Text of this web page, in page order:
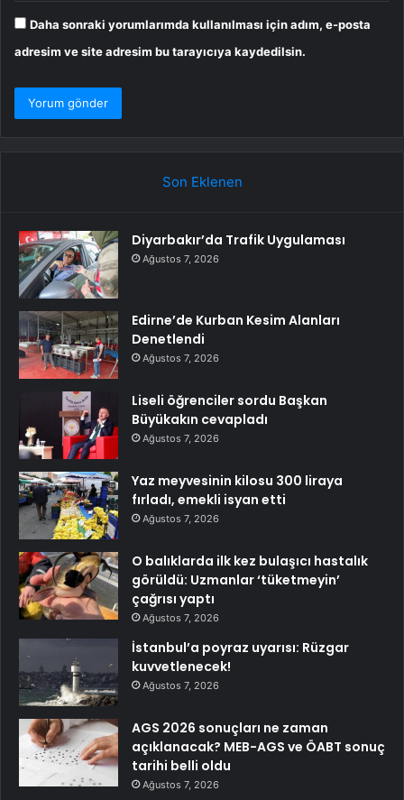
Daha sonraki yorumlarımda kullanılması için adım, e-posta
adresim ve site adresim bu tarayıcıya kaydedilsin.
Son Eklenen
Diyarbakır’da Trafik Uygulaması
Ağustos 7, 2026
Edirne’de Kurban Kesim Alanları
Denetlendi
Ağustos 7, 2026
Liseli öğrenciler sordu Başkan
Büyükakın cevapladı
Ağustos 7, 2026
Yaz meyvesinin kilosu 300 liraya
fırladı, emekli isyan etti
Ağustos 7, 2026
O balıklarda ilk kez bulaşıcı hastalık
görüldü: Uzmanlar ‘tüketmeyin’
çağrısı yaptı
Ağustos 7, 2026
İstanbul’a poyraz uyarısı: Rüzgar
kuvvetlenecek!
Ağustos 7, 2026
AGS 2026 sonuçları ne zaman
açıklanacak? MEB-AGS ve ÖABT sonuç
tarihi belli oldu
Ağustos 7, 2026